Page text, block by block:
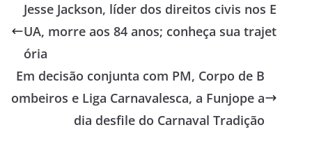
Jesse Jackson, líder dos direitos civis nos E
UA, morre aos 84 anos; conheça sua trajet
ória
Em decisão conjunta com PM, Corpo de B
ombeiros e Liga Carnavalesca, a Funjope a
dia desfile do Carnaval Tradição